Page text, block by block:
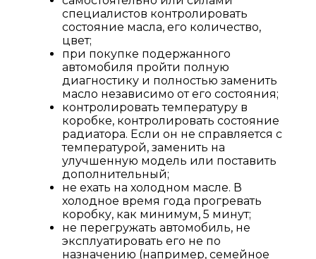
специалистов контролировать
состояние масла, его количество,
цвет;
при покупке подержанного
автомобиля пройти полную
диагностику и полностью заменить
масло независимо от его состояния;
контролировать температуру в
коробке, контролировать состояние
радиатора. Если он не справляется с
температурой, заменить на
улучшенную модель или поставить
дополнительный;
не ехать на холодном масле. В
холодное время года прогревать
коробку, как минимум, 5 минут;
не перегружать автомобиль, не
эксплуатировать его не по
назначению (например, семейное